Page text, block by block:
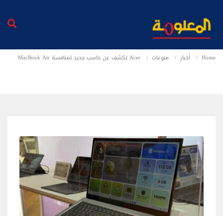
Home أخبار منوعات Acer تكشف عن حاسب جديد لمنافسة MacBook Air